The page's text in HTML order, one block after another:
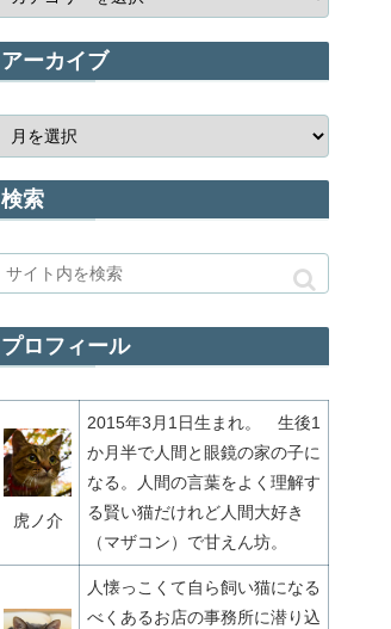
アーカイブ
検索
プロフィール
虎ノ介
2015年3月1日生まれ。 生後1
か月半で人間と眼鏡の家の子に
なる。人間の言葉をよく理解す
る賢い猫だけれど人間大好き
（マザコン）で甘えん坊。
人懐っこくて自ら飼い猫になる
べくあるお店の事務所に潜り込